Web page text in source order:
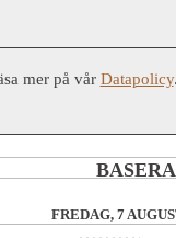
mer på vår Datapolicy.
FREDAG, 7